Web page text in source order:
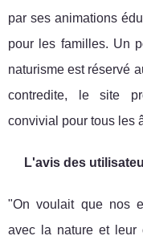
par ses animations
pour les familles. Un
naturisme est réservé
contredite, le site
convivial pour tous les
L'avis des
"On voulait que nos
avec la nature et leur